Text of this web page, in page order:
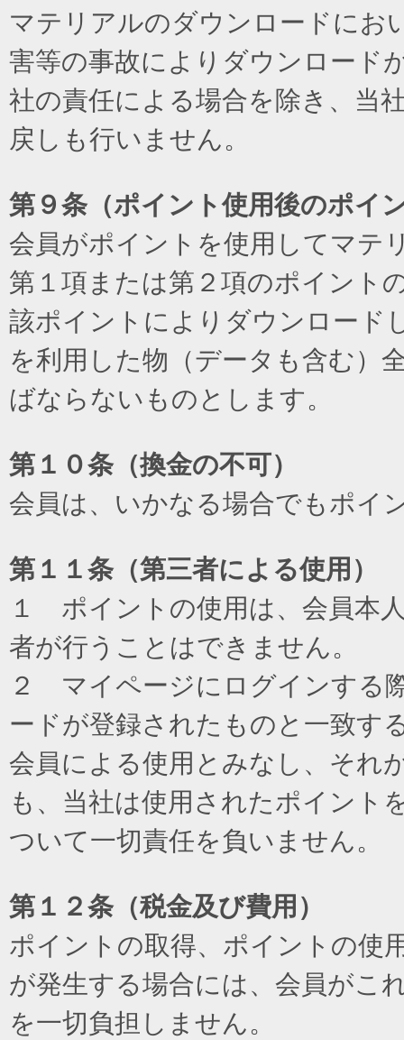
マテリアルのダウンロードにお
害等の事故によりダウンロード
社の責任による場合を除き、当
戻しも行いません。
第９条（ポイント使用後のポイ
会員がポイントを使用してマテ
第１項または第２項のポイント
該ポイントによりダウンロード
を利用した物（データも含む）
ばならないものとします。
第１０条（換金の不可）
会員は、いかなる場合でもポイ
第１１条（第三者による使用）
１ ポイントの使用は、会員本
者が行うことはできません。
２ マイページにログインする
ードが登録されたものと一致す
会員による使用とみなし、それ
も、当社は使用されたポイント
ついて一切責任を負いません。
第１２条（税金及び費用）
ポイントの取得、ポイントの使
が発生する場合には、会員がこ
を一切負担しません。